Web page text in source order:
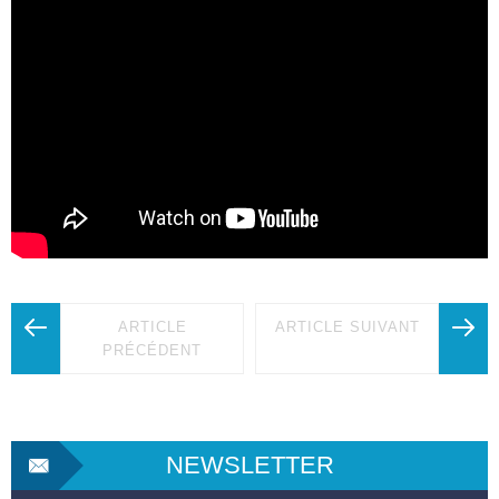
ARTICLE
PRÉCÉDENT
ARTICLE SUIVANT
NEWSLETTER